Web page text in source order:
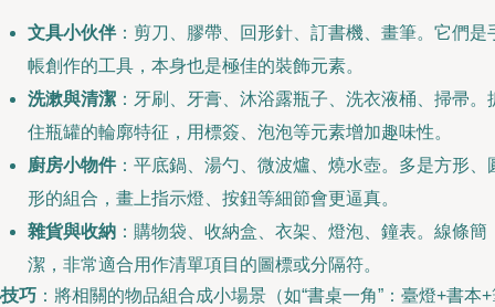
文具小伙伴：剪刀、膠帶、回形針、訂書機、畫筆。它們是
帳創作的工具，本身也是極佳的裝飾元素。
洗漱與清潔 ：牙刷、牙膏、沐浴露瓶子、洗衣液桶、掃帚。
住瓶罐的輪廓特征，用標簽、泡泡等元素增加趣味性。
廚房小物件：平底鍋、湯勺、微波爐、燒水壺。多是方形、
形的組合，畫上指示燈、按鈕等細節會更逼真。
雜貨與收納 ：購物袋、收納盒、衣架、燈泡、鐘表。線條簡
潔，非常適合用作清單項目的圖標或分隔符。
巧 ：將相關的物品組合成小場景（如“書桌一角”：臺燈+書本